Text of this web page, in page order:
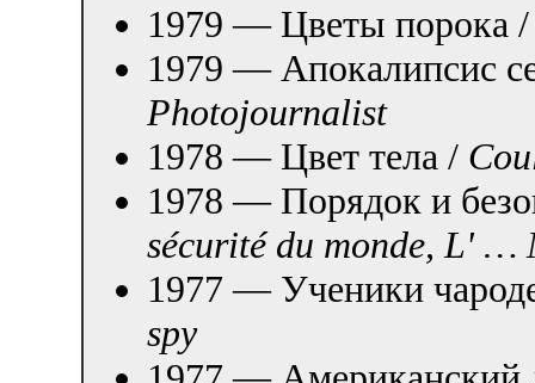
1979 — Цветы порока
1979 — Апокалипсис
Photojournalist
1978 — Цвет тела /
1978 — Порядок и
sécurité du monde, L' …
1977 — Ученики
spy